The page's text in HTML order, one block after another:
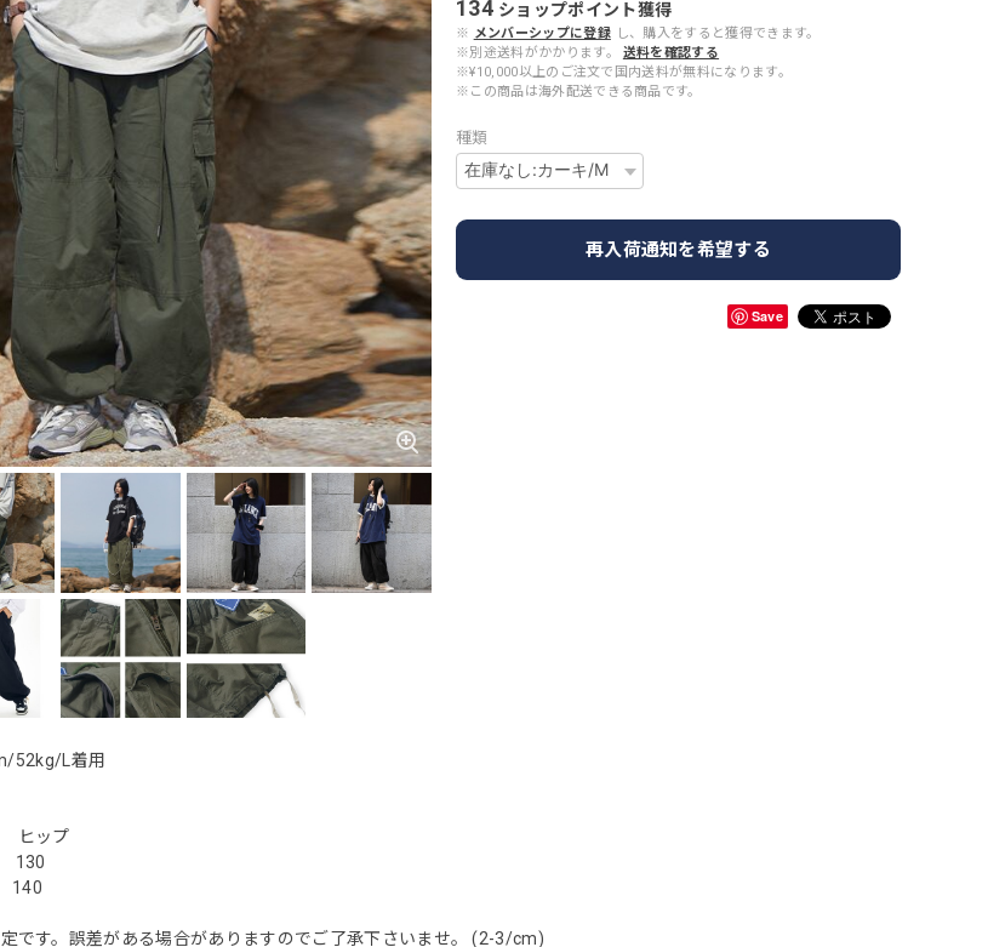
134 ショップポイント獲得
※ メンバーシップに登録
し、購入をすると獲得できます。
※別途送料がかかります。
送料を確認する
※¥10,000以上のご注文で国内送料が無料になります。
※この商品は海外配送できる商品です。
種類
再入荷通知を希望する
Save
52kg/L着用
ップ
130
140
定です。誤差がある場合がありますのでご了承下さいませ。 (2-3/cm)